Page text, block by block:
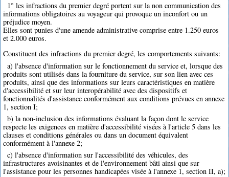
1° les infractions du premier degré portent sur la non communication des
informations obligatoires au voyageur qui provoque un inconfort ou un
préjudice moyen.
Elles sont punies d'une amende administrative comprise entre 1.250 euros
et 2.000 euros.
Constituent des infractions du premier degré, les comportements suivants:
a) l'absence d'information sur le fonctionnement du service et, lorsque des
produits sont utilisés dans la fourniture du service, sur son lien avec ces
produits, ainsi que des informations sur leurs caractéristiques en matière
d'accessibilité et sur leur interopérabilité avec des dispositifs et
fonctionnalités d'assistance conformément aux conditions prévues en annexe
1, section I;
b) la non-inclusion des informations évaluant la façon dont le service
respecte les exigences en matière d'accessibilité visées à l'article 5 dans les
clauses et conditions générales ou dans un document équivalent
conformément à l'annexe 2;
c) l'absence d'information sur l'accessibilité des véhicules, des
infrastructures avoisinantes et de l'environnement bâti ainsi que sur
l'assistance pour les personnes handicapées visée à l'annexe 1, section II, a);